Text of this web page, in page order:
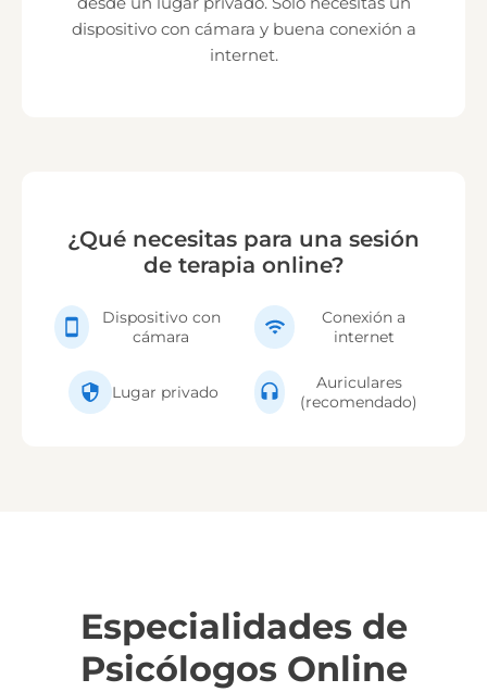
dispositivo con cámara y buena conexión a
internet.
¿Qué necesitas para una sesión
de terapia online?
Dispositivo con
cámara
Conexión a
internet
Lugar privado
Auriculares
(recomendado)
Especialidades de
Psicólogos Online